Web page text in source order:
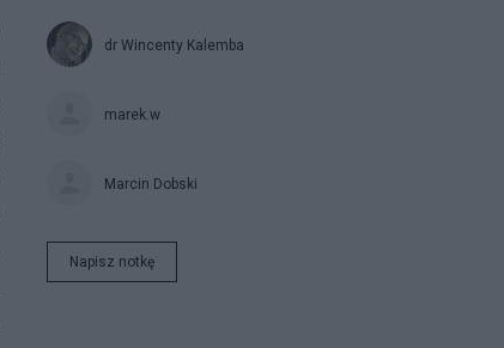
dr Wincenty Kalemba
marek.w
Marcin Dobski
Napisz notkę